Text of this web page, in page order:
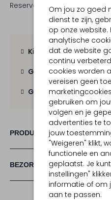
Om jou zo goed
dienst te zijn,
op onze website.
analytische
dat de website
continu
cookies worden
vereisen geen
gebruiken om
volgen en je
advertenties te
jouw
"Weigeren" klikt,
functionele en
geplaatst. Je
instellingen"
informatie of om
aan te passen.
Reserveer direct in een van
Kies zelf je
Gratis verzending
Gratis retourbinnen
PRODUCT INFORMATIE
BEZORGEN & RETOURNEREN